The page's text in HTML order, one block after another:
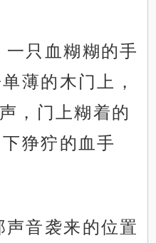
只血糊糊的手
薄的木门上，
，门上糊着的
狰狞的血手
音袭来的位置